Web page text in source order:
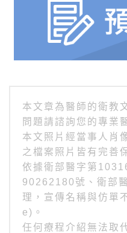
本文章為醫師的衛教
問題請諮詢您的專業
本文照片經當事人肖
之檔案照片皆有完善
依據衛部醫字第
90262180號、衛部
理，宣傳名稱與仿
e)。
任何療程介紹無法取